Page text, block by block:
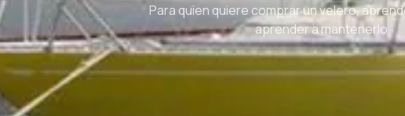
Para quien quiere comprar un velero,
aprender a mantenerlo